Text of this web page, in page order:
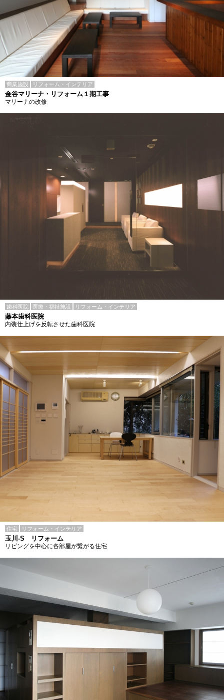
商業施設 リフォーム・インテリア
金谷マリーナ・リフォーム１期工事
マリーナの改修
歯科医院 医療・福祉施設 リフォーム・インテリア
藤本歯科医院
内装仕上げを反転させた歯科医院
住宅 リフォーム・インテリア
玉川-S リフォーム
リビングを中心に各部屋が繋がる住宅